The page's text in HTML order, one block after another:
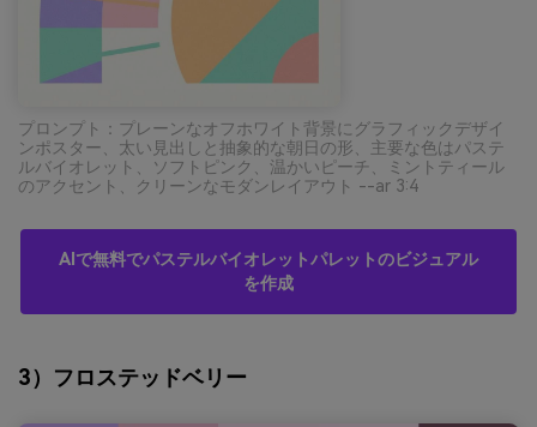
プロンプト：プレーンなオフホワイト背景にグラフィックデザイ
ンポスター、太い見出しと抽象的な朝日の形、主要な色はパステ
ルバイオレット、ソフトピンク、温かいピーチ、ミントティール
のアクセント、クリーンなモダンレイアウト --ar 3:4
AIで無料でパステルバイオレットパレットのビジュアル
を作成
3）フロステッドベリー